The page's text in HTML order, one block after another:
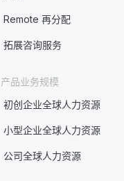
Remote 再分配
拓展咨询服务
产品业务规模
初创企业全球人力资源
小型企业全球人力资源
公司全球人力资源